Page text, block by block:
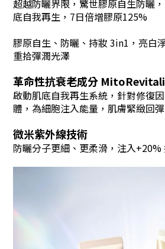
超越防曬界限， 驚世膠原自生防曬 ，
底自我再生 ， 7日倍增膠原125%
膠原自生、防曬、持妝 3in1 ， 亮白
重拾彈潤光澤
革命性抗衰老成分
啟動肌底自我再生系統，針對修復
體，為細胞注入能量，肌膚緊緻回
微米紫外線技術
防曬分子更細、更柔滑，注入+20%